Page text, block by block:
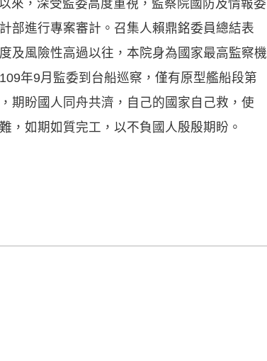
來，深受監委高度重視，監察院國防及情報委
部進行專案審計。召集人賴鼎銘委員總結表
及風險性高過以往，本院身為國家最高監察機
年9月監委到台船巡察，僅有原型艦船段第
期盼國人同舟共濟，自己的國家自己救，使
，如期如質完工，以不負國人殷殷期盼。